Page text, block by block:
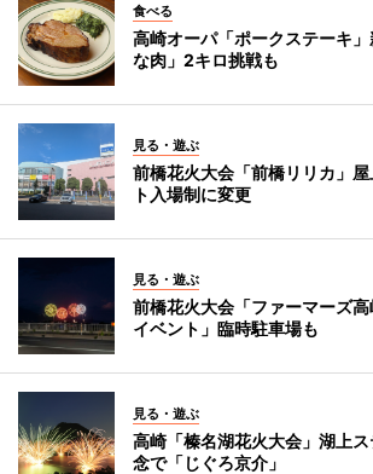
食べる
高崎オーパ「ポークステーキ
な肉」2キロ挑戦も
見る・遊ぶ
前橋花火大会「前橋リリカ」
ト入場制に変更
見る・遊ぶ
前橋花火大会「ファーマーズ
イベント」臨時駐車場も
見る・遊ぶ
高崎「榛名湖花火大会」湖上
念で「じぐろ京介」